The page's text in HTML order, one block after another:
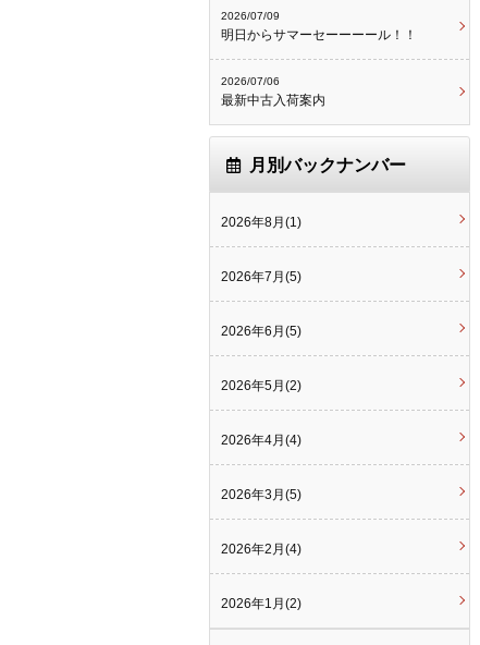
2026/07/09
明日からサマーセーーーール！！
2026/07/06
最新中古入荷案内
月別バックナンバー
2026年8月(1)
2026年7月(5)
2026年6月(5)
2026年5月(2)
2026年4月(4)
2026年3月(5)
2026年2月(4)
2026年1月(2)